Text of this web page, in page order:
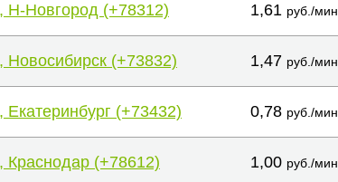
Н-Новгород (+78312) 1,61 руб./мин.
Новосибирск (+73832) 1,47 руб./мин.
Екатеринбург (+73432) 0,78 руб./мин.
Краснодар (+78612) 1,00 руб./мин.